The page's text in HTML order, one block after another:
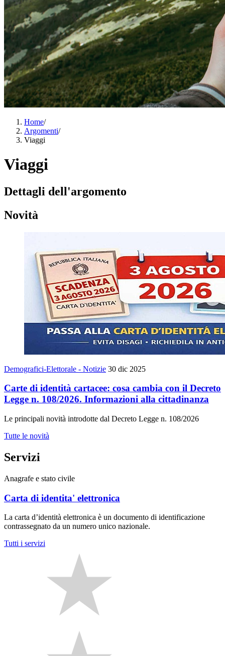
Home/
Argomenti/
Viaggi
Viaggi
Dettagli dell'argomento
Novità
Demografici-Elettorale - Notizie 30 dic 2025
Carte di identità cartacee: cosa cambia con il Decreto
Legge n. 108/2026. Informazioni alla cittadinanza
Le principali novità introdotte dal Decreto Legge n. 108/2026
Tutte le novità
Servizi
Anagrafe e stato civile
Carta di identita' elettronica
La carta d’identità elettronica è un documento di identificazione
contrassegnato da un numero unico nazionale.
Tutti i servizi